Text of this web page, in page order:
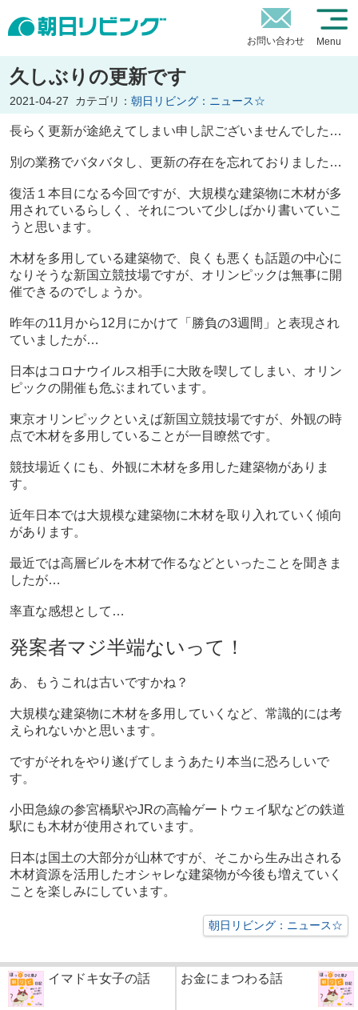
お問い合わせ Menu
久しぶりの更新です
2021-04-27 カテゴリ： 朝日リビング：ニュース☆
長らく更新が途絶えてしまい申し訳ございませんでした…
別の業務でバタバタし、更新の存在を忘れておりました…
復活１本目になる今回ですが、大規模な建築物に木材が多
用されているらしく、それについて少しばかり書いていこ
うと思います。
木材を多用している建築物で、良くも悪くも話題の中心に
なりそうな新国立競技場ですが、オリンピックは無事に開
催できるのでしょうか。
昨年の11月から12月にかけて「勝負の3週間」と表現され
ていましたが…
日本はコロナウイルス相手に大敗を喫してしまい、オリン
ピックの開催も危ぶまれています。
東京オリンピックといえば新国立競技場ですが、外観の時
点で木材を多用していることが一目瞭然です。
競技場近くにも、外観に木材を多用した建築物がありま
す。
近年日本では大規模な建築物に木材を取り入れていく傾向
があります。
最近では高層ビルを木材で作るなどといったことを聞きま
したが…
率直な感想として…
発案者マジ半端ないって！
あ、もうこれは古いですかね？
大規模な建築物に木材を多用していくなど、常識的には考
えられないかと思います。
ですがそれをやり遂げてしまうあたり本当に恐ろしいで
す。
小田急線の参宮橋駅やJRの高輪ゲートウェイ駅などの鉄道
駅にも木材が使用されています。
日本は国土の大部分が山林ですが、そこから生み出される
木材資源を活用したオシャレな建築物が今後も増えていく
ことを楽しみにしています。
朝日リビング：ニュース☆
イマドキ女子の話 お金にまつわる話